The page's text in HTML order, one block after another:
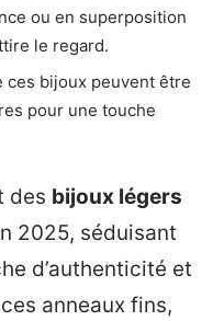
ou en superposition
le regard.
ces bijoux peuvent être
pour une touche
des bijoux légers
2025, séduisant
d’authenticité et
anneaux fins,